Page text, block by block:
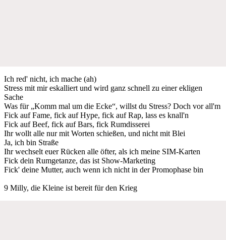
Ich red' nicht, ich mache (ah)
Stress mit mir eskalliert und wird ganz schnell zu einer ekligen
Sache
Was für „Komm mal um die Ecke“, willst du Stress? Doch vor all'm
Fick auf Fame, fick auf Hype, fick auf Rap, lass es knall'n
Fick auf Beef, fick auf Bars, fick Rumdisserei
Ihr wollt alle nur mit Worten schießen, und nicht mit Blei
Ja, ich bin Straße
Ihr wechselt euer Rücken alle öfter, als ich meine SIM-Karten
Fick dein Rumgetanze, das ist Show-Marketing
Fick' deine Mutter, auch wenn ich nicht in der Promophase bin
9 Milly, die Kleine ist bereit für den Krieg